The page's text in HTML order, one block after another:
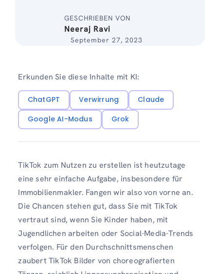
GESCHRIEBEN VON
Neeraj Ravi
September 27, 2023
Erkunden Sie diese Inhalte mit KI:
ChatGPT Verwirrung
Claude
Google AI-Modus
Grok
TikTok zum Nutzen zu erstellen ist heutzutage
eine sehr einfache Aufgabe, insbesondere für
Immobilienmakler. Fangen wir also von vorne an.
Die Chancen stehen gut, dass Sie mit TikTok
vertraut sind, wenn Sie Kinder haben, mit
Jugendlichen arbeiten oder Social-Media-Trends
verfolgen. Für den Durchschnittsmenschen
zaubert TikTok Bilder von choreografierten